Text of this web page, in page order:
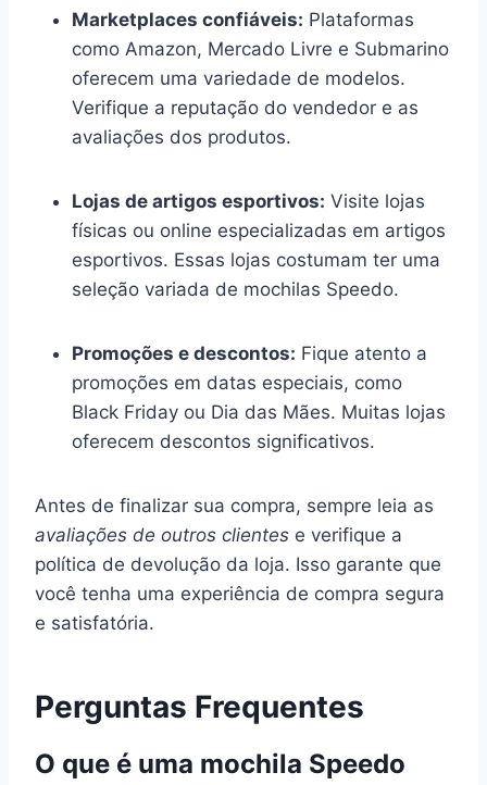
Marketplaces confiáveis: Plataformas
como Amazon, Mercado Livre e Submarino
oferecem uma variedade de modelos.
Verifique a reputação do vendedor e as
avaliações dos produtos.
Lojas de artigos esportivos: Visite lojas
físicas ou online especializadas em artigos
esportivos. Essas lojas costumam ter uma
seleção variada de mochilas Speedo.
Promoções e descontos: Fique atento a
promoções em datas especiais, como
Black Friday ou Dia das Mães. Muitas lojas
oferecem descontos significativos.
Antes de finalizar sua compra, sempre leia as
avaliações de outros clientes e verifique a
política de devolução da loja. Isso garante que
você tenha uma experiência de compra segura
e satisfatória.
Perguntas Frequentes
O que é uma mochila Speedo